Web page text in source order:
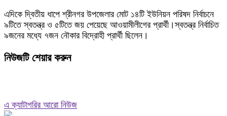
এদিকে দ্বিতীয় ধাপে শ্রীনগর উপজেলার মোট ১৪টি ইউনিয়ন পরিষদ নির্বাচনে
৯টিতে স্বতন্ত্র ও ৫টিতে জয় পেয়েছে আওয়ামীলীগের প্রার্থী।স্বতন্ত্র নির্বাচিত
৯জনের মধ্যে ৭জন নৌকার বিদ্রোহী প্রার্থী ছিলেন।
নিউজটি শেয়ার করুন
এ ক্যাটাগরির আরো নিউজ